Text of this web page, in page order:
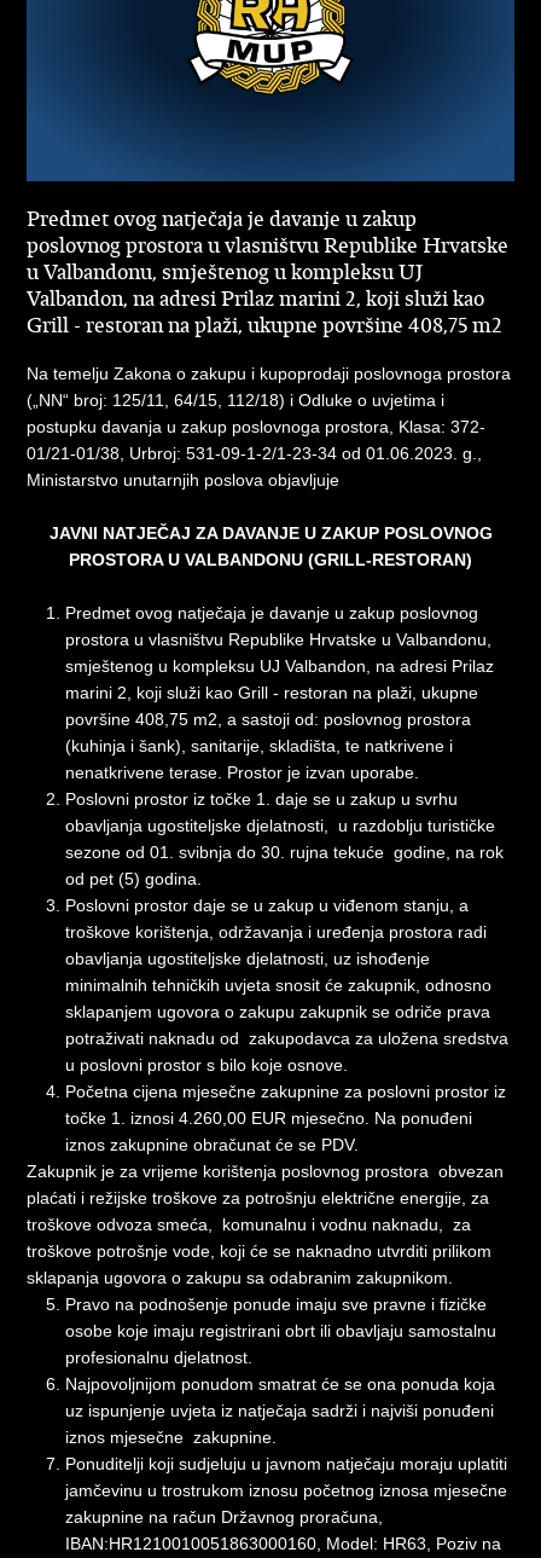
Predmet ovog natječaja je davanje u zakup
poslovnog prostora u vlasništvu Republike Hrvatske
u Valbandonu, smještenog u kompleksu UJ
Valbandon, na adresi Prilaz marini 2, koji služi kao
Grill - restoran na plaži, ukupne površine 408,75 m2
Na temelju Zakona o zakupu i kupoprodaji poslovnoga prostora
(„NN“ broj: 125/11, 64/15, 112/18) i Odluke o uvjetima i
postupku davanja u zakup poslovnoga prostora, Klasa: 372-
01/21-01/38, Urbroj: 531-09-1-2/1-23-34 od 01.06.2023. g.,
Ministarstvo unutarnjih poslova objavljuje
JAVNI NATJEČAJ ZA DAVANJE U ZAKUP POSLOVNOG
PROSTORA U VALBANDONU (GRILL-RESTORAN)
Predmet ovog natječaja je davanje u zakup poslovnog
prostora u vlasništvu Republike Hrvatske u Valbandonu,
smještenog u kompleksu UJ Valbandon, na adresi Prilaz
marini 2, koji služi kao Grill - restoran na plaži, ukupne
površine 408,75 m2, a sastoji od: poslovnog prostora
(kuhinja i šank), sanitarije, skladišta, te natkrivene i
nenatkrivene terase. Prostor je izvan uporabe.
Poslovni prostor iz točke 1. daje se u zakup u svrhu
obavljanja ugostiteljske djelatnosti, u razdoblju turističke
sezone od 01. svibnja do 30. rujna tekuće godine, na rok
od pet (5) godina.
Poslovni prostor daje se u zakup u viđenom stanju, a
troškove korištenja, održavanja i uređenja prostora radi
obavljanja ugostiteljske djelatnosti, uz ishođenje
minimalnih tehničkih uvjeta snosit će zakupnik, odnosno
sklapanjem ugovora o zakupu zakupnik se odriče prava
potraživati naknadu od zakupodavca za uložena sredstva
u poslovni prostor s bilo koje osnove.
Početna cijena mjesečne zakupnine za poslovni prostor iz
točke 1. iznosi 4.260,00 EUR mjesečno. Na ponuđeni
iznos zakupnine obračunat će se PDV.
Zakupnik je za vrijeme korištenja poslovnog prostora obvezan
plaćati i režijske troškove za potrošnju električne energije, za
troškove odvoza smeća, komunalnu i vodnu naknadu, za
troškove potrošnje vode, koji će se naknadno utvrditi prilikom
sklapanja ugovora o zakupu sa odabranim zakupnikom.
Pravo na podnošenje ponude imaju sve pravne i fizičke
osobe koje imaju registrirani obrt ili obavljaju samostalnu
profesionalnu djelatnost.
Najpovoljnijom ponudom smatrat će se ona ponuda koja
uz ispunjenje uvjeta iz natječaja sadrži i najviši ponuđeni
iznos mjesečne zakupnine.
Ponuditelji koji sudjeluju u javnom natječaju moraju uplatiti
jamčevinu u trostrukom iznosu početnog iznosa mjesečne
zakupnine na račun Državnog proračuna,
IBAN:HR1210010051863000160, Model: HR63, Poziv na